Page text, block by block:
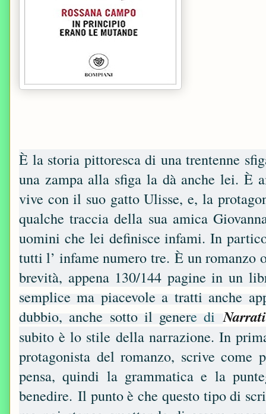
È la storia pittoresca di una trentenne
una zampa alla sfiga la dà anche lei. È
vive con il suo gatto Ulisse, e, la
qualche traccia della sua amica
uomini che lei definisce infami. In
tutti l’ infame numero tre.È un romanzo
brevità, appena 130/144 pagine in un
semplice ma piacevole a tratti anche
dubbio, anche sotto il genere di
subito è lo stile della narrazione. In
protagonista del romanzo, scrive come
pensa, quindi la grammatica e la
benedire. Il punto è che questo tipo di